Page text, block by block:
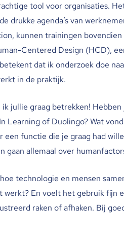
tool voor organisaties.
drukke agenda’s van
kunnen trainingen
Centered Design (HCD),
dat ik onderzoek doe
in de praktijk.
jullie graag betrekken!
Learning of Duolingo? Wat
functie die je graag had
gaan allemaal over
technologie en mensen
En voelt het gebruik fijn
raken of afhaken. Bij